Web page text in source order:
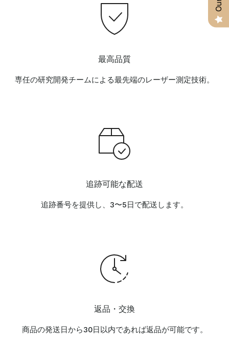
最高品質
専任の研究開発チームによる最先端のレーザー測定技術。
追跡可能な配送
追跡番号を提供し、3〜5日で配送します。
返品・交換
商品の発送日から30日以内であれば返品が可能です。